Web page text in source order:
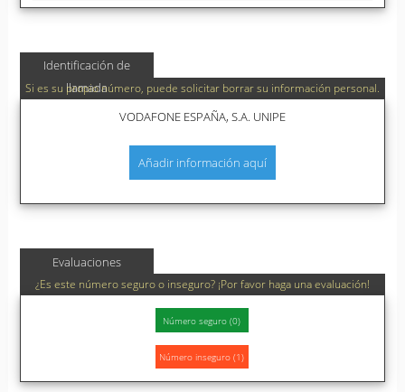
Identificación de
llamada
Si es su propio número, puede solicitar borrar su información personal.
VODAFONE ESPAÑA, S.A. UNIPE
Añadir información aquí
Evaluaciones
¿Es este número seguro o inseguro? ¡Por favor haga una evaluación!